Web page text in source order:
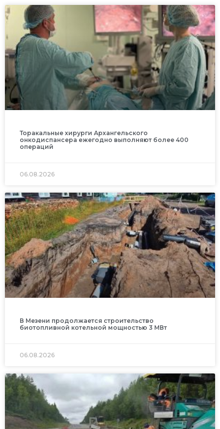
Торакальные хирурги Архангельского
онкодиспансера ежегодно выполняют более 400
операций
06.08.2026
В Мезени продолжается строительство
биотопливной котельной мощностью 3 МВт
06.08.2026